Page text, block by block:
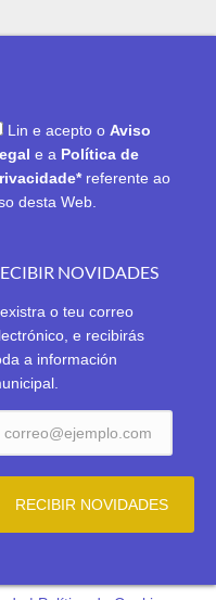
Lin e acepto o Aviso
e a Política de
referente ao
desta Web.
NOVIDADES
o teu correo
e recibirás
a información